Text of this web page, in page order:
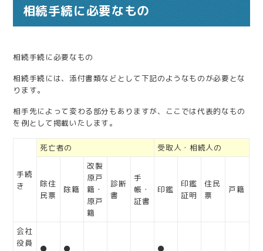
相続手続に必要なもの
相続手続に必要なもの
相続手続には、添付書類などとして下記のようなものが必要とな
ります。
相手先によって変わる部分もありますが、ここでは代表的なもの
を例として掲載いたします。
手続
き
死亡者の 受取人・相続人の
除住
民票
除籍
改製
原戸
籍・
原戸
籍
診断
書
手
帳・
証書
印鑑
印鑑
証明
住民
票
戸籍
会社
役員
● ● ●